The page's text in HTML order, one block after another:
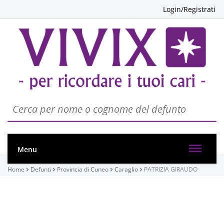
Login/Registrati
Menu
Home Defunti Provincia di Cuneo Caraglio PATRIZIA GIRAUDO
PASSATE:
Maria Assunta